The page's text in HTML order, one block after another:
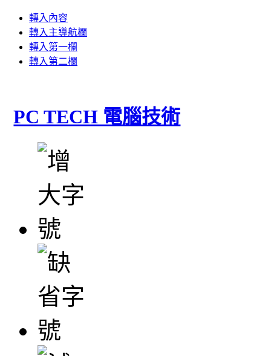
轉入內容
轉入主導航欄
轉入第一欄
轉入第二欄
PC TECH 電腦技術